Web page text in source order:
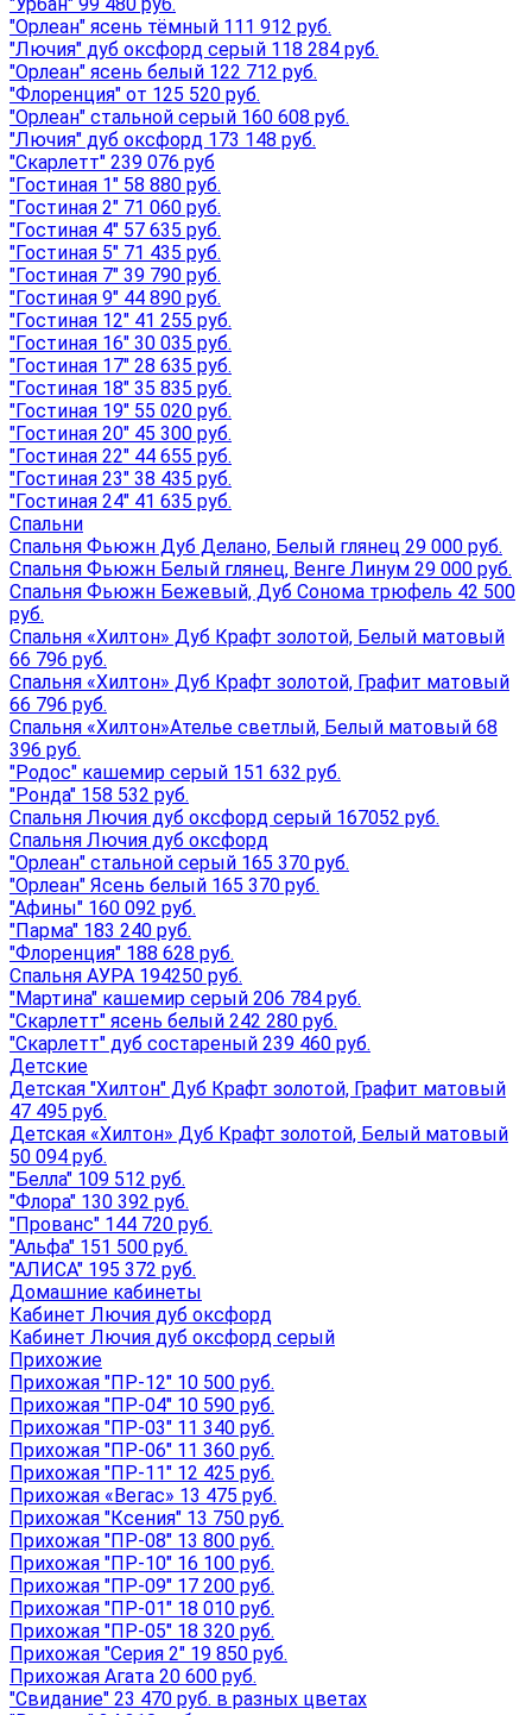
"Орлеан" ясень тёмный 111 912 руб.
"Лючия" дуб оксфорд серый 118 284 руб.
"Орлеан" ясень белый 122 712 руб.
"Флоренция" от 125 520 руб.
"Орлеан" стальной серый 160 608 руб.
"Лючия" дуб оксфорд 173 148 руб.
"Скарлетт" 239 076 руб
"Гостиная 1" 58 880 руб.
"Гостиная 2" 71 060 руб.
"Гостиная 4" 57 635 руб.
"Гостиная 5" 71 435 руб.
"Гостиная 7" 39 790 руб.
"Гостиная 9" 44 890 руб.
"Гостиная 12" 41 255 руб.
"Гостиная 16" 30 035 руб.
"Гостиная 17" 28 635 руб.
"Гостиная 18" 35 835 руб.
"Гостиная 19" 55 020 руб.
"Гостиная 20" 45 300 руб.
"Гостиная 22" 44 655 руб.
"Гостиная 23" 38 435 руб.
"Гостиная 24" 41 635 руб.
Спальни
Спальня Фьюжн Дуб Делано, Белый глянец 29 000 руб.
Спальня Фьюжн Белый глянец, Венге Линум 29 000 руб.
Спальня Фьюжн Бежевый, Дуб Сонома трюфель 42 500
руб.
Спальня «Хилтон» Дуб Крафт золотой, Белый матовый
66 796 руб.
Спальня «Хилтон» Дуб Крафт золотой, Графит матовый
66 796 руб.
Спальня «Хилтон»Ателье светлый, Белый матовый 68
396 руб.
"Родос" кашемир серый 151 632 руб.
"Ронда" 158 532 руб.
Спальня Лючия дуб оксфорд серый 167052 руб.
Спальня Лючия дуб оксфорд
"Орлеан" стальной серый 165 370 руб.
"Орлеан" Ясень белый 165 370 руб.
"Афины" 160 092 руб.
"Парма" 183 240 руб.
"Флоренция" 188 628 руб.
Спальня АУРА 194250 руб.
"Мартина" кашемир серый 206 784 руб.
"Скарлетт" ясень белый 242 280 руб.
"Скарлетт" дуб состареный 239 460 руб.
Детские
Детская "Хилтон" Дуб Крафт золотой, Графит матовый
47 495 руб.
Детская «Хилтон» Дуб Крафт золотой, Белый матовый
50 094 руб.
"Белла" 109 512 руб.
"Флора" 130 392 руб.
"Прованс" 144 720 руб.
"Альфа" 151 500 руб.
"АЛИСА" 195 372 руб.
Домашние кабинеты
Кабинет Лючия дуб оксфорд
Кабинет Лючия дуб оксфорд серый
Прихожие
Прихожая "ПР-12" 10 500 руб.
Прихожая "ПР-04" 10 590 руб.
Прихожая "ПР-03" 11 340 руб.
Прихожая "ПР-06" 11 360 руб.
Прихожая "ПР-11" 12 425 руб.
Прихожая «Вегас» 13 475 руб.
Прихожая "Ксения" 13 750 руб.
Прихожая "ПР-08" 13 800 руб.
Прихожая "ПР-10" 16 100 руб.
Прихожая "ПР-09" 17 200 руб.
Прихожая "ПР-01" 18 010 руб.
Прихожая "ПР-05" 18 320 руб.
Прихожая "Серия 2" 19 850 руб.
Прихожая Агата 20 600 руб.
"Свидание" 23 470 руб. в разных цветах